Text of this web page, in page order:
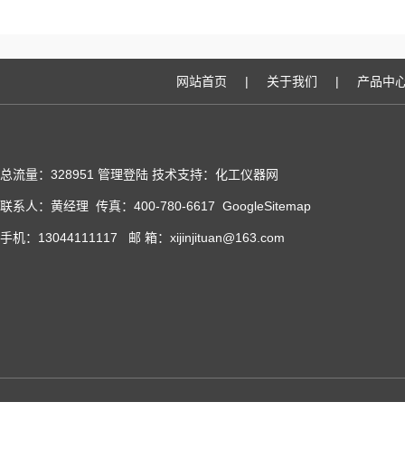
网站首页 | 关于我们 | 产品中
总流量：328951 管理登陆 技术支持：化工仪器网
联系人：黄经理 传真：400-780-6617 GoogleSitemap
手机：13044111117 邮 箱：xijinjituan@163.com